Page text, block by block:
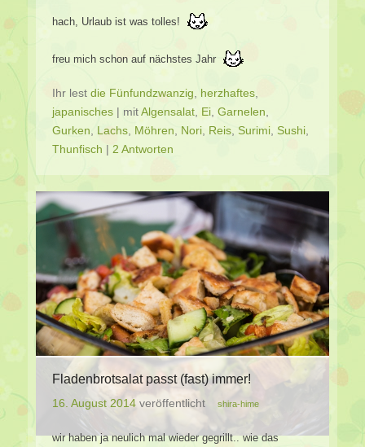
hach, Urlaub ist was tolles!
freu mich schon auf nächstes Jahr
Ihr lest die Fünfundzwanzig herzhaftes
japanisches | mitAlgensalat Ei Garnelen
Gurken
Lachs Möhren Nori Reis Surimi Sushi
Thunfisch | 2 Antworten
Fladenbrotsalat passt (fast) immer!
16. August 2014 veröffentlicht shira-hime
wir haben ja neulich mal wieder gegrillt.. wie das